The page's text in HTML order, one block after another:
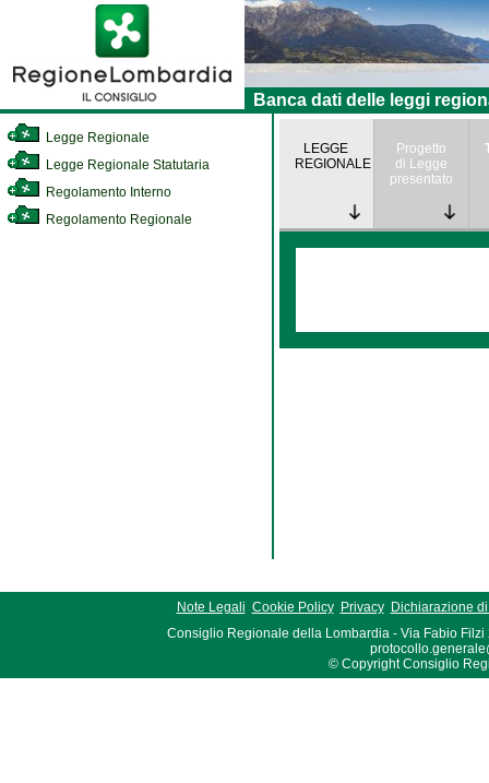
Banca dati delle leggi
Legge Regionale
Legge Regionale Statutaria
Regolamento Interno
Regolamento Regionale
LEGGE
REGIONALE
Progetto
di Legge
presentato
Note Legali Cookie Policy Privacy
Dichiarazione
Consiglio Regionale della Lombardia - Via Fabio Filzi
© Copyright Consiglio